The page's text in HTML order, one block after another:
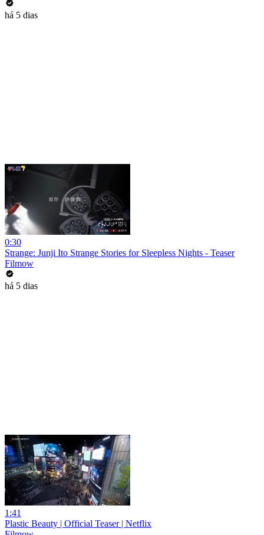
há 5 dias
0:30
Strange: Junji Ito Strange Stories for Sleepless Nights - Teaser
Filmow
há 5 dias
1:41
Plastic Beauty | Official Teaser | Netflix